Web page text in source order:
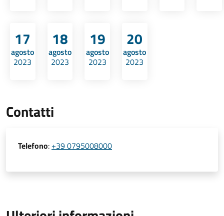
17
agosto
2023
18
agosto
2023
19
agosto
2023
20
agosto
2023
Contatti
Telefono: +39 0795008000